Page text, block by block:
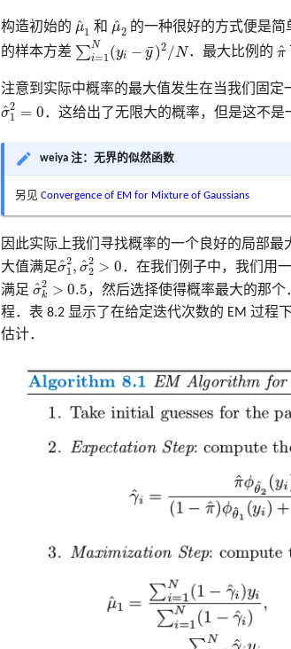
构造初始的 ^
μ1
μ 1
和 ^
μ2
μ 2
的一种很好的方式便是
的样本方差 ∑N
i=1(yi − ¯
y )2 /N
i=1 yi /N
．最大比例的^
π
π
注意到实际中概率的最大值发生在当我们固
^
σ
2
1 = 0
^
．这给出了无限大的概率，但是这不是
weiya 注：无界的似然函数
另见 Convergence of EM for Mixture of Gaussians
因此实际上我们寻找概率的一个良好的局部最
大值满足^
σ2
1 , ^
σ2
2 > 0
σ ^ 2 ,σ
．在我们例子中，我们用
满足 ^
σ2
k > 0.5
σ ^ >0.5
，然后选择使得概率最大的那
程．表 8.2 显示了在给定迭代次数的 EM 过程下
估计．